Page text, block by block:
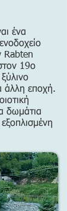
ένα
Rabten
19ο
άλλη εποχή.
δωμάτια